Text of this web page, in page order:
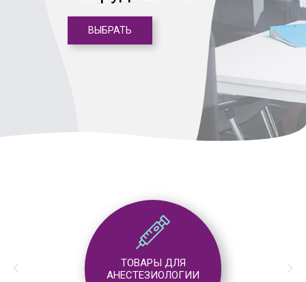
ВЫБРАТЬ
ТОВАРЫ ДЛЯ
АНЕСТЕЗИОЛОГИИ